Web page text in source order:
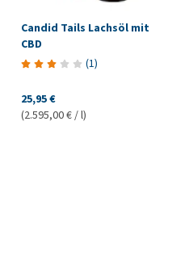
Candid Tails Lachsöl mit
CBD
(1)
25,95 €
(2.595,00 € / l)